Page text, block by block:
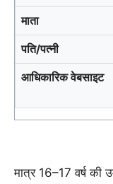
माता
पति/पत्नी
आधिकारिक वेबसाइट
मात्र 16–17 वर्ष की